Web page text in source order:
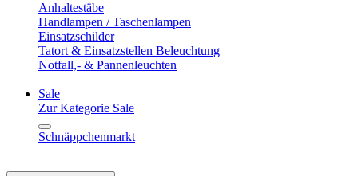
Anhaltestäbe
Handlampen / Taschenlampen
Einsatzschilder
Tatort & Einsatzstellen Beleuchtung
Notfall,- & Pannenleuchten
Sale
Zur Kategorie Sale
Schnäppchenmarkt